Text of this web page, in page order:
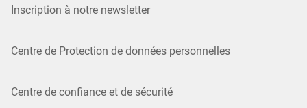
Inscription à notre newsletter
Centre de Protection de données personnelles
Centre de confiance et de sécurité